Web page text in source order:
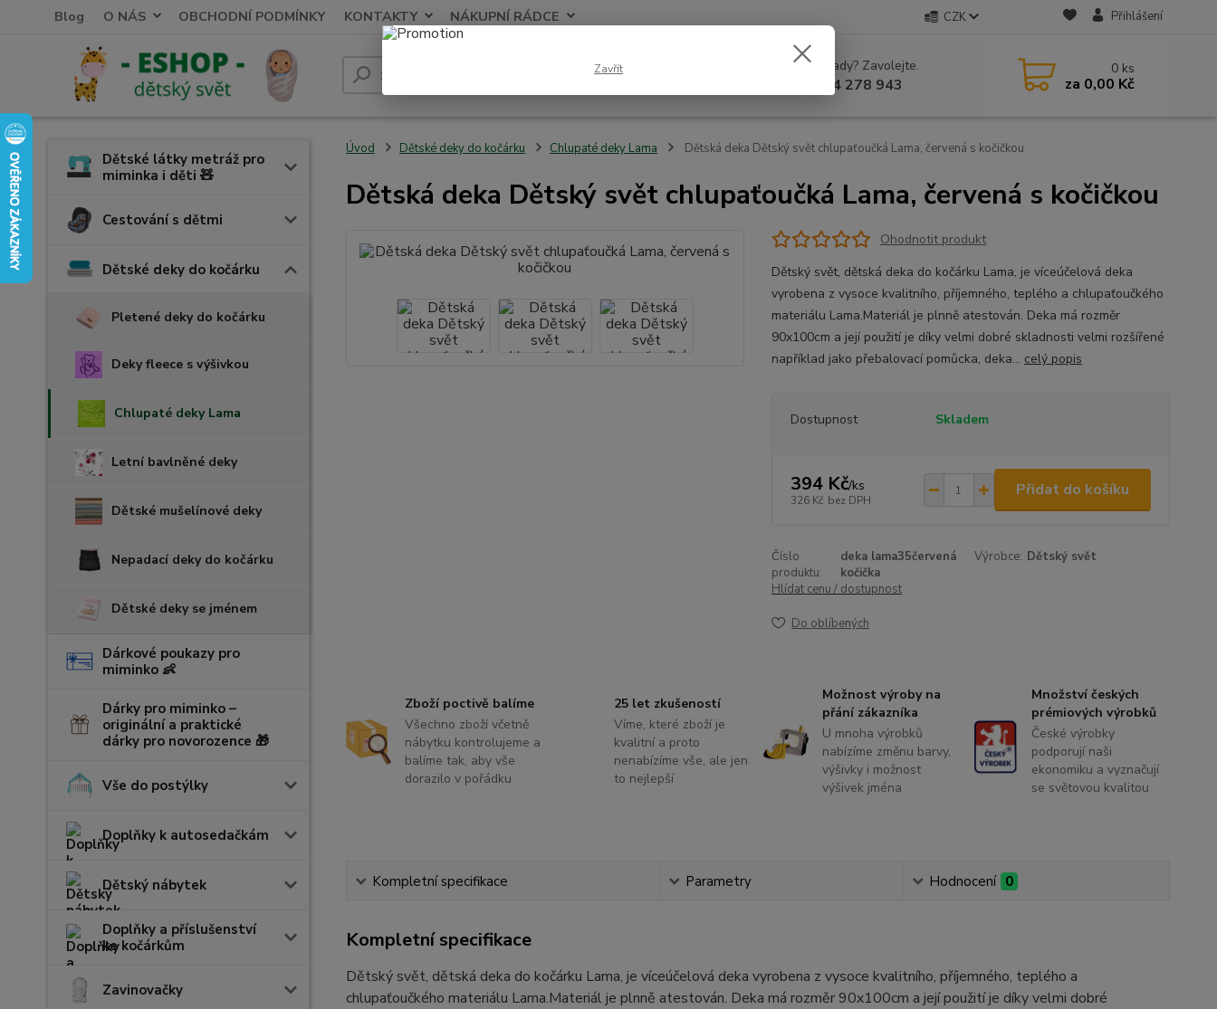
Blog O NÁS OBCHODNÍ PODMÍNKY KONTAKTY NÁKUPNÍ RÁDCE CZK Přihlášení
Hledat Nevíte si rady? Zavolejte.
+420 604 278 943
0 ks
za 0,00 Kč
Dětské látky metráž pro
miminka i děti 🧸
Cestování s dětmi
Dětské deky do kočárku
Pletené deky do kočárku
Deky fleece s výšivkou
Chlupaté deky Lama
Letní bavlněné deky
Dětské mušelínové deky
Nepadací deky do kočárku
Dětské deky se jménem
Dárkové poukazy pro
miminko 👶
Dárky pro miminko –
originální a praktické
dárky pro novorozence 🎁
Vše do postýlky
Doplňky k autosedačkám
Dětský nábytek
Doplňky a příslušenství
ke kočárkům
Zavinovačky
Úvod Dětské deky do kočárku Chlupaté deky Lama Dětská deka Dětský svět chlupaťoučká Lama, červená s kočičkou
Dětská deka Dětský svět chlupaťoučká Lama, červená s kočičkou
Ohodnotit produkt
Dětský svět, dětská deka do kočárku Lama, je víceúčelová deka
vyrobena z vysoce kvalitního, příjemného, teplého a chlupaťoučkého
materiálu Lama.Materiál je plnně atestován. Deka má rozměr
90x100cm a její použití je díky velmi dobré skladnosti velmi rozšířené
například jako přebalovací pomůcka, deka... celý popis
Dostupnost Skladem
394 Kč/ks
326 Kč bez DPH
Přidat do košíku
Číslo
produktu:
deka lama35červená
kočička
Výrobce: Dětský svět
Hlídat cenu / dostupnost
Do oblíbených
Zboží poctivě balíme
Všechno zboží včetně
nábytku kontrolujeme a
balíme tak, aby vše
dorazilo v pořádku
25 let zkušeností
Víme, které zboží je
kvalitní a proto
nenabízíme vše, ale jen
to nejlepší
Možnost výroby na
přání zákazníka
U mnoha výrobků
nabízíme změnu barvy,
výšivky i možnost
výšivek jména
Množství českých
prémiových výrobků
České výrobky
podporují naši
ekonomiku a vyznačují
se světovou kvalitou
Kompletní specifikace Parametry Hodnocení 0
Kompletní specifikace
Dětský svět, dětská deka do kočárku Lama, je víceúčelová deka vyrobena z vysoce kvalitního, příjemného, teplého a
chlupaťoučkého materiálu Lama.Materiál je plnně atestován. Deka má rozměr 90x100cm a její použití je díky velmi dobré
Zavřít